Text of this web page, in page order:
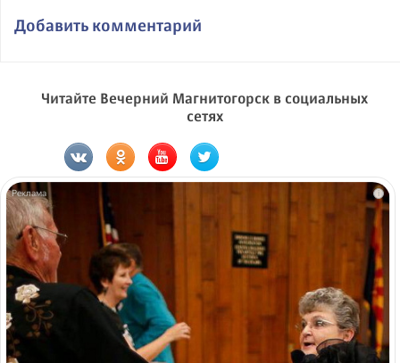
Добавить комментарий
Читайте Вечерний Магнитогорск в социальных
сетях
i